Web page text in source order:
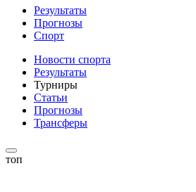
Результаты
Прогнозы
Спорт
Новости спорта
Результаты
Турниры
Статьи
Прогнозы
Трансферы
топ